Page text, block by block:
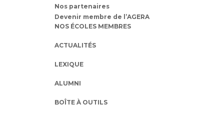
Nos partenaires
Devenir membre de l’AGERA
NOS ÉCOLES MEMBRES
ACTUALITÉS
LEXIQUE
ALUMNI
BOÎTE À OUTILS